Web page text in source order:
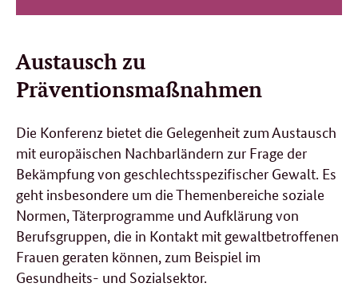
Austausch zu
Präventionsmaßnahmen
Die Konferenz bietet die Gelegenheit zum Austausch
mit europäischen Nachbarländern zur Frage der
Bekämpfung von geschlechtsspezifischer Gewalt. Es
geht insbesondere um die Themenbereiche soziale
Normen, Täterprogramme und Aufklärung von
Berufsgruppen, die in Kontakt mit gewaltbetroffenen
Frauen geraten können, zum Beispiel im
Gesundheits- und Sozialsektor.